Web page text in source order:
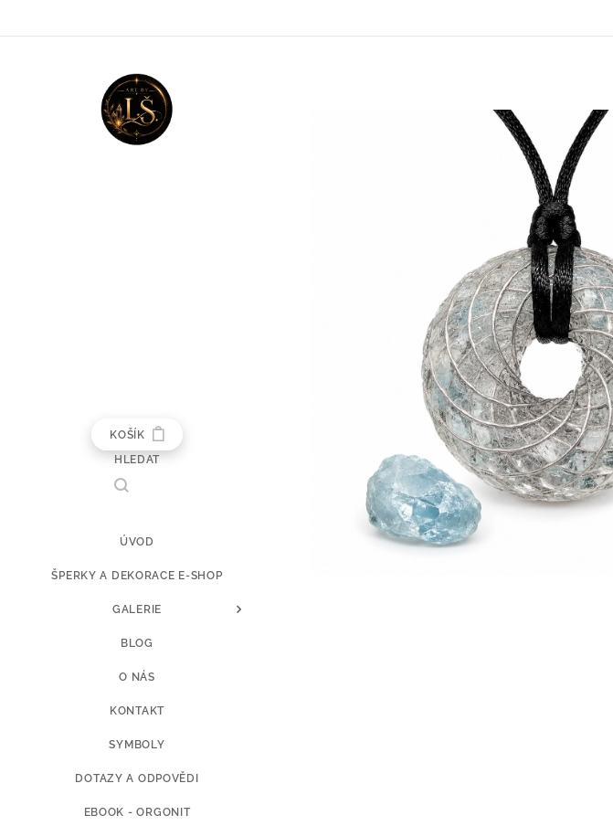
KOŠÍK
HLEDAT
ÚVOD
ŠPERKY A DEKORACE E-SHOP
GALERIE
BLOG
O NÁS
KONTAKT
SYMBOLY
DOTAZY A ODPOVĚDI
EBOOK - ORGONIT